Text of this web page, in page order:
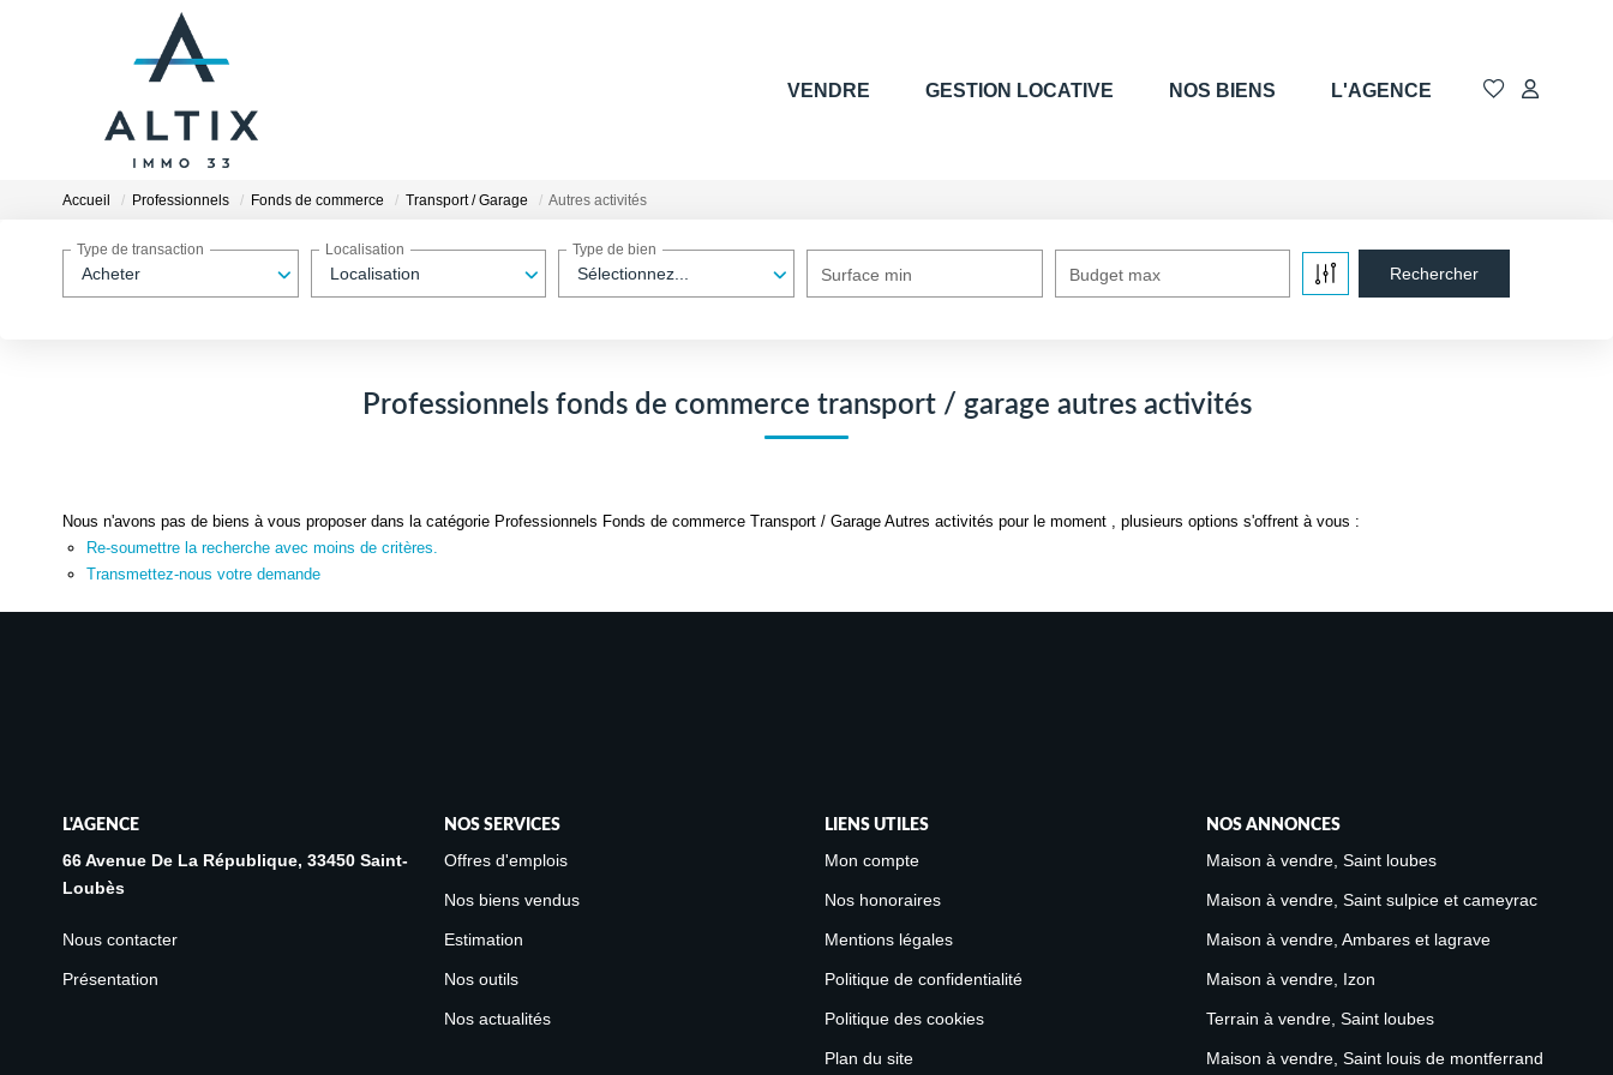
VENDRE GESTION LOCATIVE NOS BIENS L'AGENCE
Accueil Professionnels Fonds de commerce Transport / Garage Autres activités
Acheter
Type de transaction
Localisation
Localisation
Sélectionnez...
Type de bien
Surface min Budget max
Professionnels fonds de commerce transport / garage autres activités
Nous n'avons pas de biens à vous proposer dans la catégorie Professionnels Fonds de commerce Transport / Garage Autres activités pour le moment , plusieurs options s'offrent à vous :
Re-soumettre la recherche avec moins de critères.
Transmettez-nous votre demande
L'AGENCE
66 Avenue De La République, 33450 Saint-
Loubès
Nous contacter
Présentation
NOS SERVICES
Offres d'emplois
Nos biens vendus
Estimation
Nos outils
Nos actualités
LIENS UTILES
Mon compte
Nos honoraires
Mentions légales
Politique de confidentialité
Politique des cookies
Plan du site
NOS ANNONCES
Maison à vendre, Saint loubes
Maison à vendre, Saint sulpice et cameyrac
Maison à vendre, Ambares et lagrave
Maison à vendre, Izon
Terrain à vendre, Saint loubes
Maison à vendre, Saint louis de montferrand